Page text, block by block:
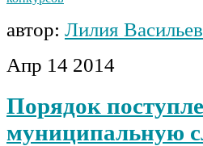
автор: Лилия
Апр 14 2014
Порядок
муниципальную